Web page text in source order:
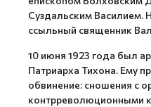
Суздальским Василием.
ссыльный священник
10 июня 1923 года был
Патриарха Тихона. Ему
обвинение: сношения с
контрреволюционными